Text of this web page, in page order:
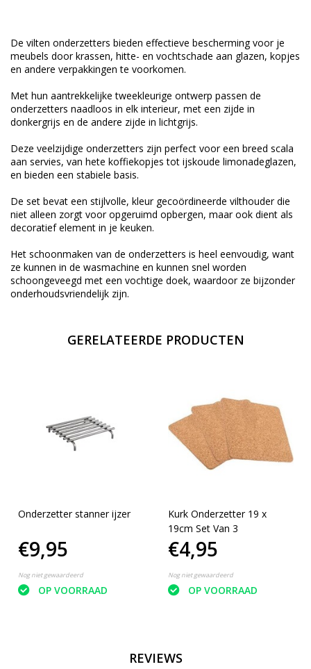
De vilten onderzetters bieden effectieve bescherming voor je
meubels door krassen, hitte- en vochtschade aan glazen, kopjes
en andere verpakkingen te voorkomen.
Met hun aantrekkelijke tweekleurige ontwerp passen de
onderzetters naadloos in elk interieur, met een zijde in
donkergrijs en de andere zijde in lichtgrijs.
Deze veelzijdige onderzetters zijn perfect voor een breed scala
aan servies, van hete koffiekopjes tot ijskoude limonadeglazen,
en bieden een stabiele basis.
De set bevat een stijlvolle, kleur gecoördineerde vilthouder die
niet alleen zorgt voor opgeruimd opbergen, maar ook dient als
decoratief element in je keuken.
Het schoonmaken van de onderzetters is heel eenvoudig, want
ze kunnen in de wasmachine en kunnen snel worden
schoongeveegd met een vochtige doek, waardoor ze bijzonder
onderhoudsvriendelijk zijn.
GERELATEERDE PRODUCTEN
Onderzetter stanner ijzer
€9,95
Nog niet gewaardeerd
OP VOORRAAD
Kurk Onderzetter 19 x
19cm Set Van 3
€4,95
Nog niet gewaardeerd
OP VOORRAAD
REVIEWS